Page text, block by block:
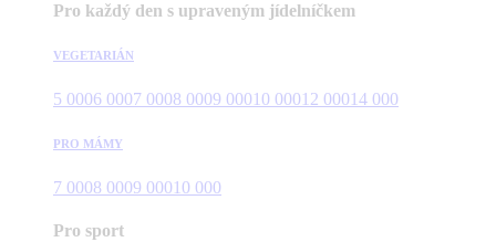
Pro každý den s upraveným jídelníčkem
VEGETARIÁN
5 0006 0007 0008 0009 00010 00012 00014 000
PRO MÁMY
7 0008 0009 00010 000
Pro sport